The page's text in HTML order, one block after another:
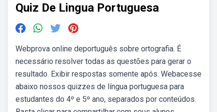
Quiz De Lingua Portuguesa
Webprova online deportuguês sobre ortografia. É
necessário resolver todas as questões para gerar o
resultado. Exibir respostas somente após. Webacesse
abaixo nossos quizzes de língua portuguesa para
estudantes do 4º e 5º ano, separados por conteúdos.